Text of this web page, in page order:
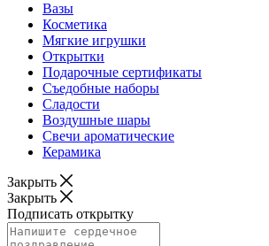
Вазы
Косметика
Мягкие игрушки
Открытки
Подарочные сертификаты
Съедобные наборы
Сладости
Воздушные шары
Свечи ароматические
Керамика
Закрыть
Закрыть
Подписать открытку